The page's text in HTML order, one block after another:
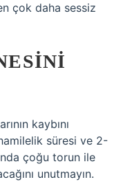
çok daha sessiz
kaybını
süresi ve 2-
çoğu torun ile
unutmayın.